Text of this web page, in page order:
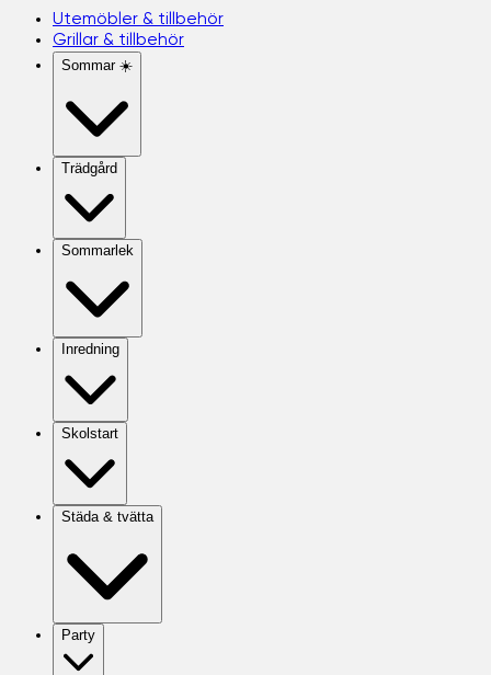
Utemöbler & tillbehör
Grillar & tillbehör
Sommar ☀️
Trädgård
Sommarlek
Inredning
Skolstart
Städa & tvätta
Party